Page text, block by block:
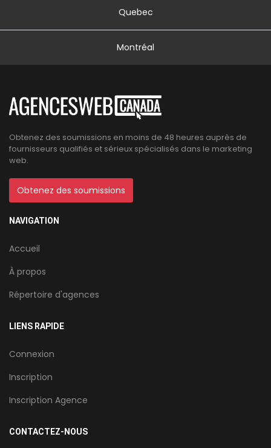
Quebec
Montréal
Obtenez des soumissions en moins de 48 heures auprès de
fournisseurs qualifiés et sérieux spécialisés dans le marketing
web.
Obtenez des soumissions
NAVIGATION
Accueil
À propos
Répertoire d'agences
LIENS RAPIDE
Connexion
Inscription
Inscription Agence
CONTACTEZ-NOUS